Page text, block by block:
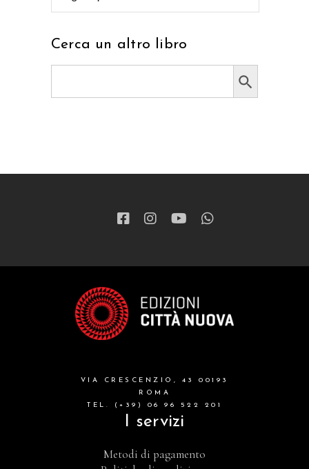
Cerca un altro libro
Search Button
VIA CRESCENZIO, 43 00193
ROMA
TEL. (+39) 06 96 522 201
I servizi
Metodi di pagamento